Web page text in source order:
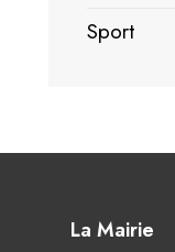
Sport
La Mairie